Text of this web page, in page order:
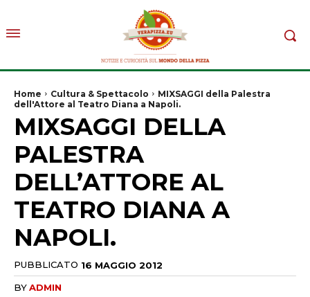
Home Cultura & Spettacolo
MIXSAGGI della Palestra
dell'Attore al Teatro Diana a Napoli.
MIXSAGGI DELLA
PALESTRA
DELL’ATTORE AL
TEATRO DIANA A
NAPOLI.
PUBBLICATO 16 MAGGIO 2012
BYADMIN